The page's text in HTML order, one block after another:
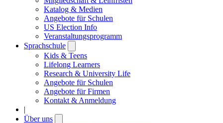
Katalog & Medien
Angebote für Schulen
US Election Info
Veranstaltungsprogramm
Sprachschule
submenu
Kids & Teens
Lifelong Learners
Research & University Life
Angebote für Schulen
Angebote für Firmen
Kontakt & Anmeldung
|
Über uns